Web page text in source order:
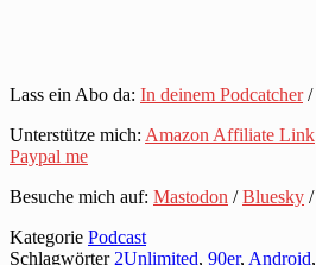
Lass ein Abo da: In deinem Podcatcher/
Unterstütze mich: Amazon Affiliate Link
Paypal me
Besuche mich auf: Mastodon /Bluesky /
Kategorie Podcast
Schlagwörter 2Unlimited, 90er, Android,